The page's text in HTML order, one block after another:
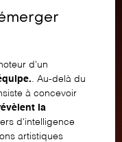
d'un
. Au-delà du
à concevoir
la
d'intelligence
artistiques